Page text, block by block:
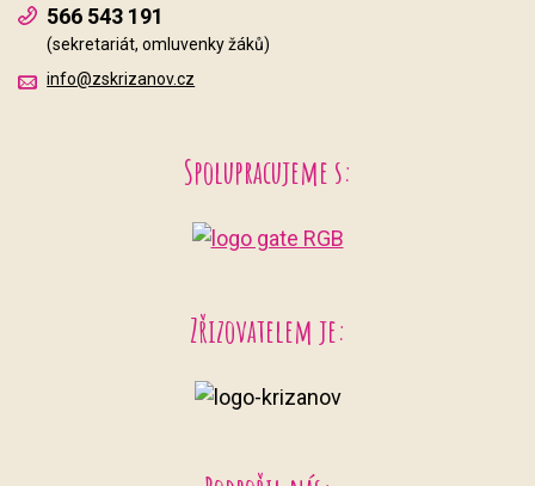
566 543 191
(sekretariát, omluvenky žáků)
info@zskrizanov.cz
Spolupracujeme s:
Zřizovatelem je: